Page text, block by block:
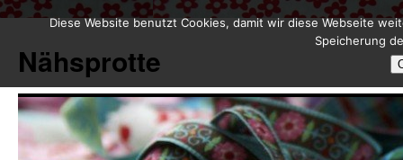
springen
Nähsprotte
Diese Website benutzt Cookies, damit wir diese Webseite
Speicherung